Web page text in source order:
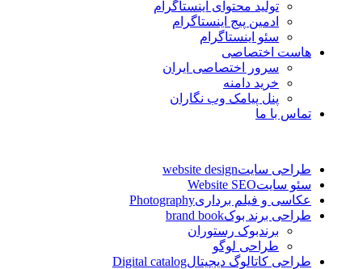
تولید محتوای اینستاگرام
ادمین پیج اینستاگرام
سئو اینستاگرام
هاست اختصاصی
سرور اختصاصی ایران
خرید دامنه
پنل پیامک وب نگاران
تماس با ما
طراحی سایتwebsite design
سئو سایتWebsite SEO
عکاسی و فیلم برداریPhotography
طراحی برند بوکbrand book
برندبوک رستوران
طراحی لوگو
طراحی کاتالوگ دیجیتالDigital catalog